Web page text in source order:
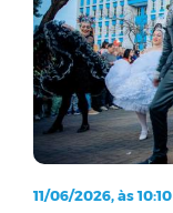
11/06/2026, às 10:10